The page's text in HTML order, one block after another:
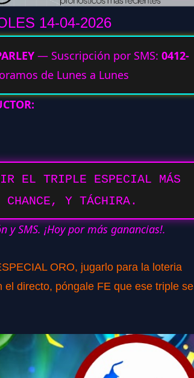
14-04-2026
— Suscripción por SMS: 0412-
de Lunes a Lunes
EL TRIPLE ESPECIAL MÁS
Y TÁCHIRA.
y SMS. ¡Hoy por más ganancias!.
ORO, jugarlo para la loteria
directo, póngale FE que ese triple se